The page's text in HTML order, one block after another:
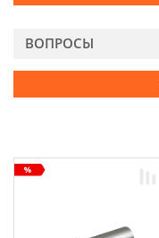
ВОПРОСЫ